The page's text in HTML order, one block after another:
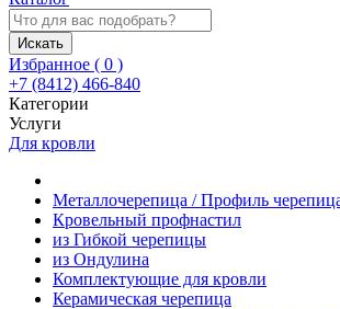
Искать
Избранное ( 0 )
+7 (8412) 466-840
Категории
Услуги
Для кровли
Металлочерепица / Профиль
Кровельный профнастил
из Гибкой черепицы
из Ондулина
Комплектующие для кровли
Керамическая черепица